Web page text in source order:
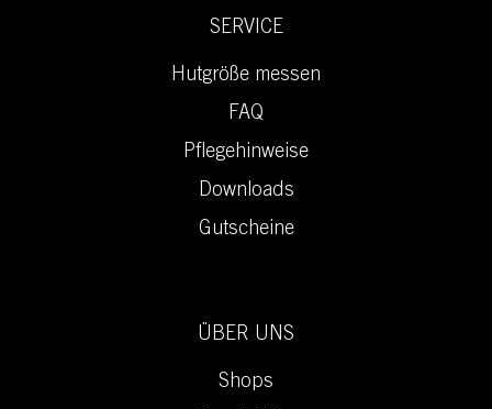
SERVICE
Hutgröße messen
FAQ
Pflegehinweise
Downloads
Gutscheine
ÜBER UNS
Shops